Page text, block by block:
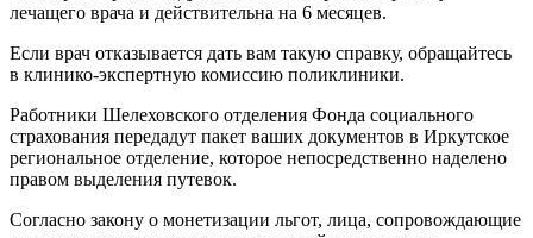
лечащего врача и действительна на 6 месяцев.
Если врач отказывается дать вам такую справку, обращайтесь
в клинико-экспертную комиссию поликлиники.
Работники Шелеховского отделения Фонда социального
страхования передадут пакет ваших документов в Иркутское
региональное отделение, которое непосредственно наделено
правом выделения путевок.
Согласно закону о монетизации льгот, лица, сопровождающие